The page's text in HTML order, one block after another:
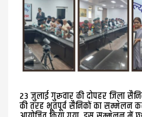
23 जुलाई गुरूवार की दोपहर जिला
की तरह भूतपूर्व सैनिकों का सम्मेलन